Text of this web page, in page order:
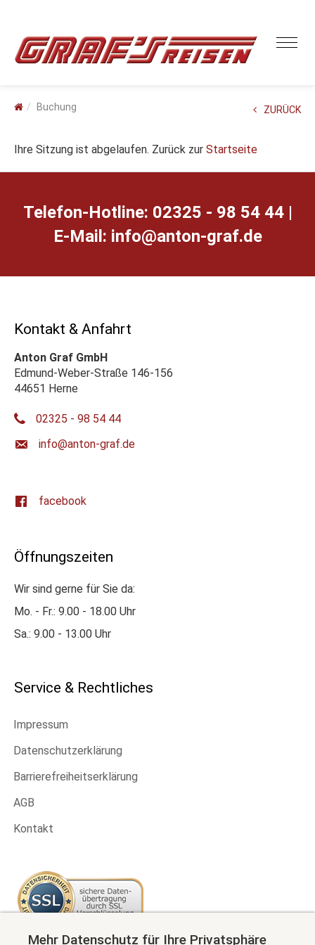
Buchung ZURÜCK
Ihre Sitzung ist abgelaufen. Zurück zur Startseite
Telefon-Hotline: 02325 - 98 54 44 |
E-Mail: ed.farg-notna@ofni
Kontakt & Anfahrt
Anton Graf GmbH
Edmund-Weber-Straße 146-156
44651 Herne
02325 - 98 54 44
ed.farg-notna@ofni
facebook
Öffnungszeiten
Wir sind gerne für Sie da:
Mo. - Fr.: 9.00 - 18.00 Uhr
Sa.: 9.00 - 13.00 Uhr
Service & Rechtliches
Impressum
Datenschutzerklärung
Barrierefreiheitserklärung
AGB
Kontakt
Mehr Datenschutz für Ihre Privatsphäre